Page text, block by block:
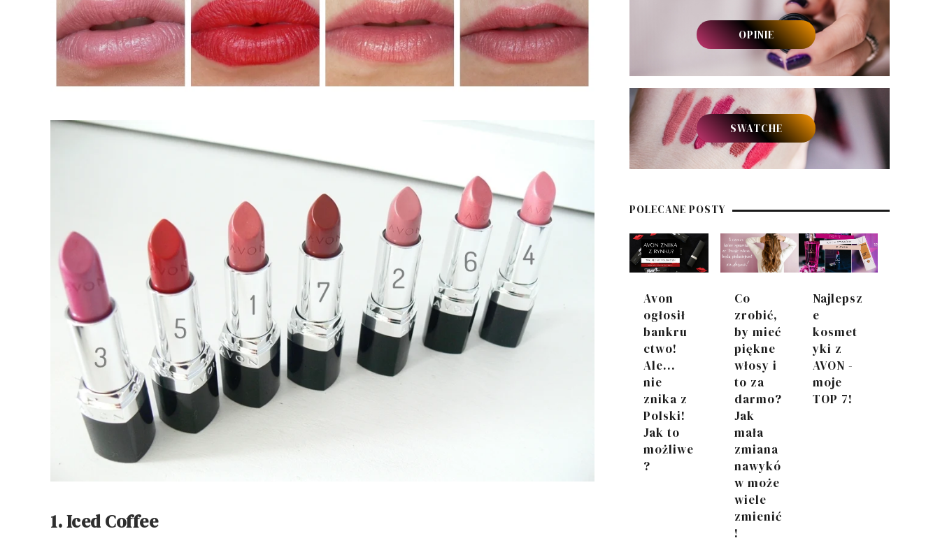
1. Iced Coffee
OPINIE
SWATCHE
POLECANE POSTY
Avon
ogłosił
bankru
ctwo!
Ale...
nie
znika z
Polski!
Jak to
możliwe
?
Co
zrobić,
by mieć
piękne
włosy i
to za
darmo?
Jak
mała
zmiana
nawykó
w może
wiele
zmienić
!
Najlepsz
e
kosmet
yki z
AVON -
moje
TOP 7!